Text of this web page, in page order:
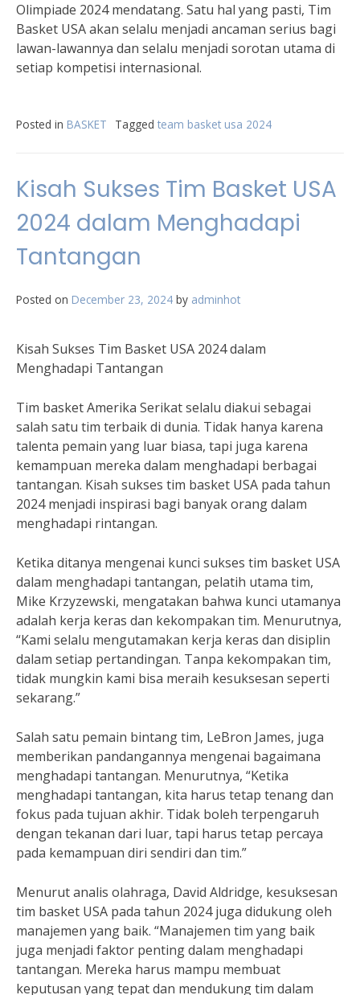
Olimpiade 2024 mendatang. Satu hal yang pasti, Tim
Basket USA akan selalu menjadi ancaman serius bagi
lawan-lawannya dan selalu menjadi sorotan utama di
setiap kompetisi internasional.
Posted in BASKET Tagged team basket usa 2024
Kisah Sukses Tim Basket USA
2024 dalam Menghadapi
Tantangan
Posted on December 23, 2024 by adminhot
Kisah Sukses Tim Basket USA 2024 dalam
Menghadapi Tantangan
Tim basket Amerika Serikat selalu diakui sebagai
salah satu tim terbaik di dunia. Tidak hanya karena
talenta pemain yang luar biasa, tapi juga karena
kemampuan mereka dalam menghadapi berbagai
tantangan. Kisah sukses tim basket USA pada tahun
2024 menjadi inspirasi bagi banyak orang dalam
menghadapi rintangan.
Ketika ditanya mengenai kunci sukses tim basket USA
dalam menghadapi tantangan, pelatih utama tim,
Mike Krzyzewski, mengatakan bahwa kunci utamanya
adalah kerja keras dan kekompakan tim. Menurutnya,
“Kami selalu mengutamakan kerja keras dan disiplin
dalam setiap pertandingan. Tanpa kekompakan tim,
tidak mungkin kami bisa meraih kesuksesan seperti
sekarang.”
Salah satu pemain bintang tim, LeBron James, juga
memberikan pandangannya mengenai bagaimana
menghadapi tantangan. Menurutnya, “Ketika
menghadapi tantangan, kita harus tetap tenang dan
fokus pada tujuan akhir. Tidak boleh terpengaruh
dengan tekanan dari luar, tapi harus tetap percaya
pada kemampuan diri sendiri dan tim.”
Menurut analis olahraga, David Aldridge, kesuksesan
tim basket USA pada tahun 2024 juga didukung oleh
manajemen yang baik. “Manajemen tim yang baik
juga menjadi faktor penting dalam menghadapi
tantangan. Mereka harus mampu membuat
keputusan yang tepat dan mendukung tim dalam